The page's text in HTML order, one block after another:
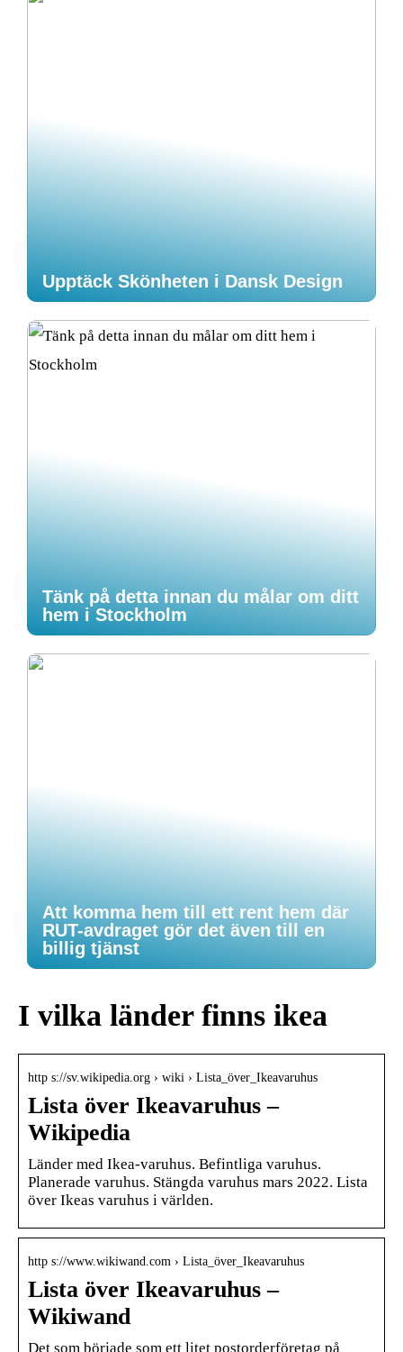
Upptäck Skönheten i Dansk Design
Tänk på detta innan du målar om ditt
hem i Stockholm
Att komma hem till ett rent hem där
RUT-avdraget gör det även till en
billig tjänst
I vilka länder finns ikea
http s://sv.wikipedia.org › wiki › Lista_över_Ikeavaruhus
Lista över Ikeavaruhus –
Wikipedia
Länder med Ikea-varuhus. Befintliga varuhus.
Planerade varuhus. Stängda varuhus mars 2022. Lista
över Ikeas varuhus i världen.
http s://www.wikiwand.com › Lista_över_Ikeavaruhus
Lista över Ikeavaruhus –
Wikiwand
Det som började som ett litet postorderföretag på